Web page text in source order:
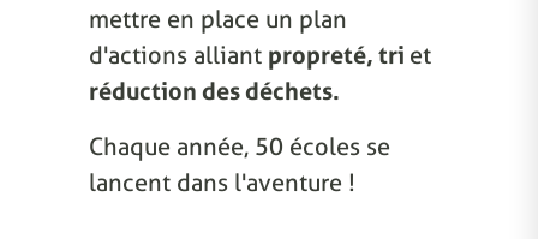
mettre en place un plan
d'actions alliant propreté, tri et
réduction des déchets.
Chaque année, 50 écoles se
lancent dans l'aventure !